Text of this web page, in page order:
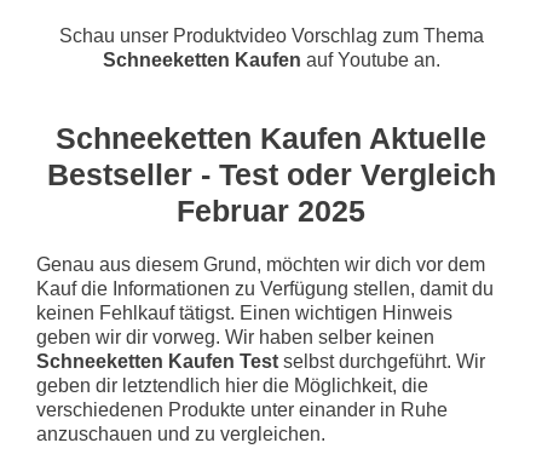
Schau unser Produktvideo Vorschlag zum Thema
Schneeketten Kaufen auf Youtube an.
Schneeketten Kaufen Aktuelle
Bestseller - Test oder Vergleich
Februar 2025
Genau aus diesem Grund, möchten wir dich vor dem
Kauf die Informationen zu Verfügung stellen, damit du
keinen Fehlkauf tätigst. Einen wichtigen Hinweis
geben wir dir vorweg. Wir haben selber keinen
Schneeketten Kaufen Test selbst durchgeführt. Wir
geben dir letztendlich hier die Möglichkeit, die
verschiedenen Produkte unter einander in Ruhe
anzuschauen und zu vergleichen.